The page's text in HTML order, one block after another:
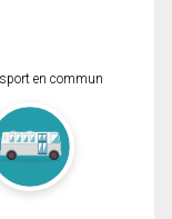
en commun